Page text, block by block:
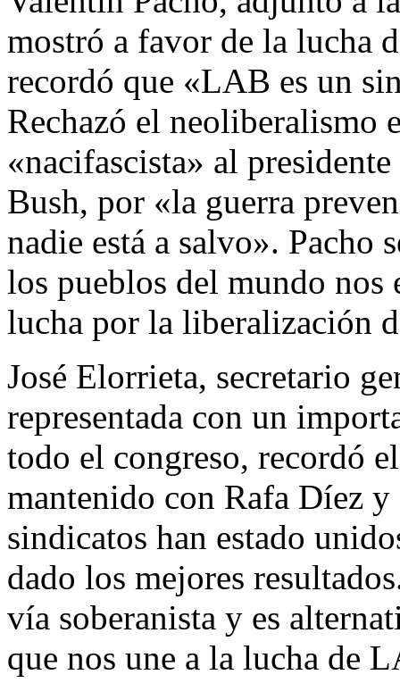
mostró a favor de la lucha
recordó que «LAB es un
Rechazó el neoliberalismo
«nacifascista» al
Bush, por «la guerra
nadie está a salvo». Pacho
los pueblos del mundo nos
lucha por la liberalización
José Elorrieta, secretario
representada con un
todo el congreso, recordó
mantenido con Rafa Díez y
sindicatos han estado
dado los mejores
vía soberanista y es
que nos une a la lucha de